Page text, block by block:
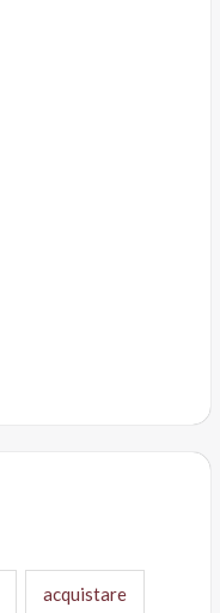
acquistare